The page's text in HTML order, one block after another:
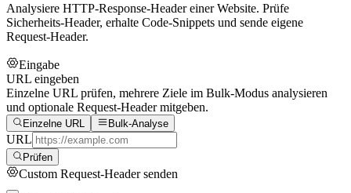
Analysiere HTTP-Response-Header einer Website. Prüfe
Sicherheits-Header, erhalte Code-Snippets und sende eigene
Request-Header.
Eingabe
URL eingeben
Einzelne URL prüfen, mehrere Ziele im Bulk-Modus analysieren
und optionale Request-Header mitgeben.
Einzelne URL Bulk-Analyse
URL
Prüfen
Custom Request-Header senden